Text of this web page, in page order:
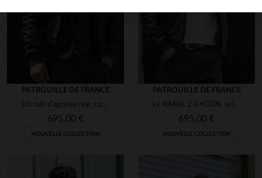
PATROUILLE DE FRANCE
Un cuir d'agneau noir, coupe aviateur, élégant et résistant.
695,00 €
NOUVELLE COLLECTION
PATROUILLE DE FRANCE
Le RAFAL 2.0 YCON, aviateur en cuir d'agneau souple signé Redskins.
695,00 €
NOUVELLE COLLECTION